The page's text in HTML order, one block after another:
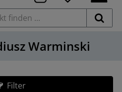
Warminski
Filter